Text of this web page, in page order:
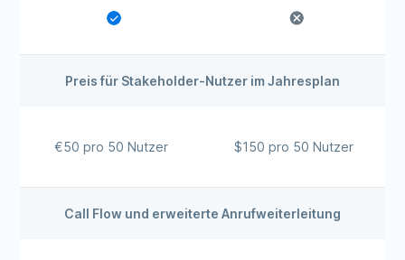
Preis für Stakeholder-Nutzer im Jahresplan
€50 pro 50 Nutzer $150 pro 50 Nutzer
Call Flow und erweiterte Anrufweiterleitung